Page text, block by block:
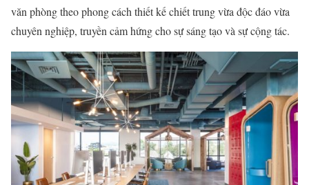
văn phòng theo phong cách thiết kế chiết trung vừa độc đáo vừa
chuyên nghiệp, truyền cảm hứng cho sự sáng tạo và sự cộng tác.